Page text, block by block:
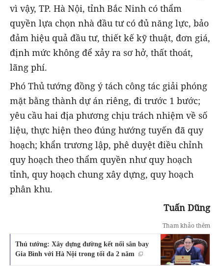
vì vậy, TP. Hà Nội, tỉnh Bắc Ninh có thẩm
quyền lựa chọn nhà đầu tư có đủ năng lực, bảo
đảm hiệu quả đầu tư, thiết kế kỹ thuật, đơn giá,
định mức không để xảy ra sơ hở, thất thoát,
lãng phí.
Phó Thủ tướng đồng ý tách công tác giải phóng
mặt bằng thành dự án riêng, đi trước 1 bước;
yêu cầu hai địa phương chịu trách nhiệm về số
liệu, thực hiện theo đúng hướng tuyến đã quy
hoạch; khẩn trương lập, phê duyệt điều chỉnh
quy hoạch theo thẩm quyền như quy hoạch
tỉnh, quy hoạch chung xây dựng, quy hoạch
phân khu.
Tuấn Dũng
Tham khảo thêm
Thủ tướng: Xây dựng đường kết nối sân bay
Gia Bình với Hà Nội trong tối đa 2 năm